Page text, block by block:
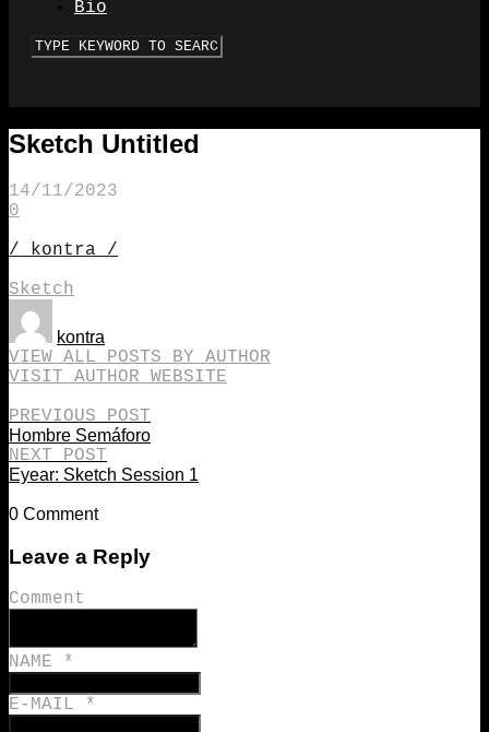
Bio
Sketch Untitled
14/11/2023
0
/ kontra /
Sketch
kontra
VIEW ALL POSTS BY AUTHOR
VISIT AUTHOR WEBSITE
PREVIOUS POST
Hombre Semáforo
NEXT POST
Eyear: Sketch Session 1
0 Comment
Leave a Reply
Comment
NAME *
E-MAIL *